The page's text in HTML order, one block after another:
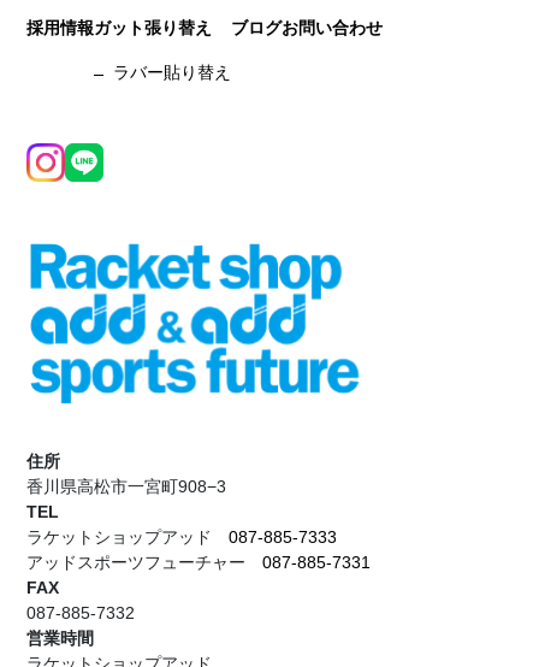
住所
香川県高松市一宮町908−3
TEL
ラケットショップアッド087-885-7333
アッドスポーツフューチャー087-885-7331
FAX
087-885-7332
営業時間
採用情報ガット張り替え
ラバー貼り替え
ブログお問い合わせ